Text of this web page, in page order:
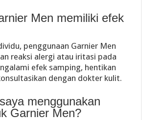
Men memiliki efek
penggunaan Garnier Men
reaksi alergi atau iritasi pada
efek samping, hentikan
dengan dokter kulit.
menggunakan
Garnier Men?